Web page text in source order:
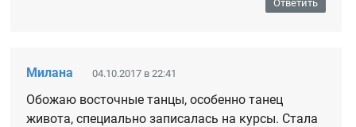
Ответить
Милана 04.10.2017 в 22:41
Обожаю восточные танцы, особенно танец
живота, специально записалась на курсы. Стала